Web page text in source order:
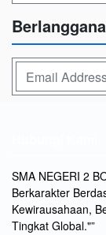
SMA NEGERI 2
Berkarakter
Kewirausahaan,
Tingkat Global."”